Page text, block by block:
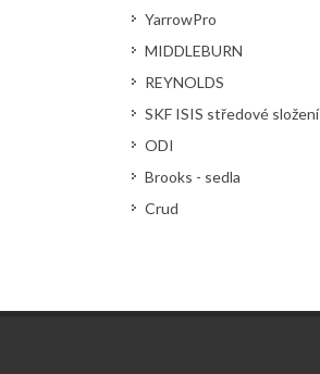
YarrowPro
MIDDLEBURN
REYNOLDS
SKF ISIS středové složení
ODI
Brooks - sedla
Crud